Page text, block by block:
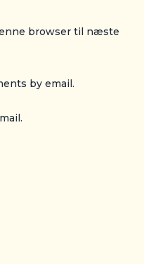
browser til næste
by email.